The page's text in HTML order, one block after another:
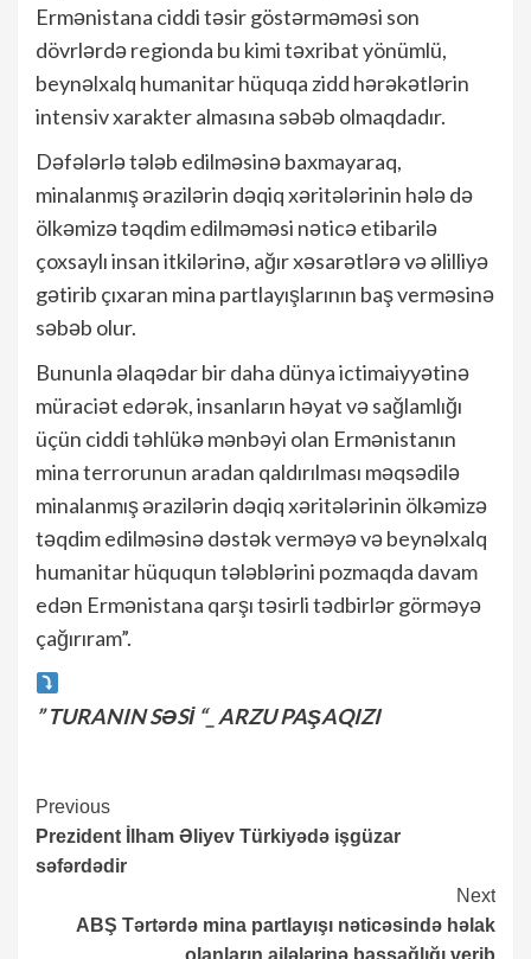
Ermənistana ciddi təsir göstərməməsi son
dövrlərdə regionda bu kimi təxribat yönümlü,
beynəlxalq humanitar hüquqa zidd hərəkətlərin
intensiv xarakter almasına səbəb olmaqdadır.
Dəfələrlə tələb edilməsinə baxmayaraq,
minalanmış ərazilərin dəqiq xəritələrinin hələ də
ölkəmizə təqdim edilməməsi nəticə etibarilə
çoxsaylı insan itkilərinə, ağır xəsarətlərə və əlilliyə
gətirib çıxaran mina partlayışlarının baş verməsinə
səbəb olur.
Bununla əlaqədar bir daha dünya ictimaiyyətinə
müraciət edərək, insanların həyat və sağlamlığı
üçün ciddi təhlükə mənbəyi olan Ermənistanın
mina terrorunun aradan qaldırılması məqsədilə
minalanmış ərazilərin dəqiq xəritələrinin ölkəmizə
təqdim edilməsinə dəstək verməyə və beynəlxalq
humanitar hüququn tələblərini pozmaqda davam
edən Ermənistana qarşı təsirli tədbirlər görməyə
çağırıram”.
” TURANIN SƏSİ “_ ARZU PAŞAQIZI
Continue
Reading
Previous
Prezident İlham Əliyev Türkiyədə işgüzar
səfərdədir
Next
ABŞ Tərtərdə mina partlayışı nəticəsində həlak
olanların ailələrinə başsağlığı verib